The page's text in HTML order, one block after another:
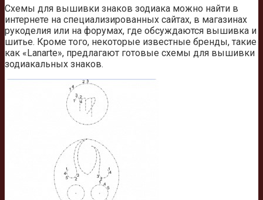
Схемы для вышивки знаков зодиака можно найти в
интернете на специализированных сайтах, в магазинах
рукоделия или на форумах, где обсуждаются вышивка и
шитье. Кроме того, некоторые известные бренды, такие
как «Lanarte», предлагают готовые схемы для вышивки
зодиакальных знаков.